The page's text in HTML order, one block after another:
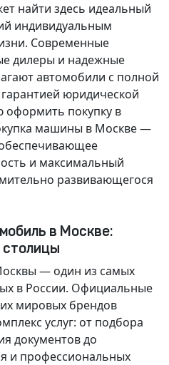
найти здесь идеальный
индивидуальным
Современные
дилеры и надежные
автомобили с полной
юридической
оформить покупку в
машины в Москве —
и максимальный
развивающегося
в Москве:
— один из самых
в России. Официальные
мировых брендов
услуг: от подбора
документов до
и профессиональных